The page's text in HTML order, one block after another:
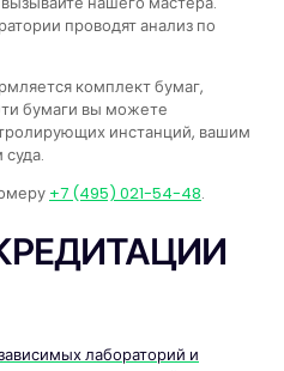
проводят анализ по
комплект бумаг,
бумаги вы можете
инстанций, вашим
+7 (495) 021-54-48.
лабораторий и